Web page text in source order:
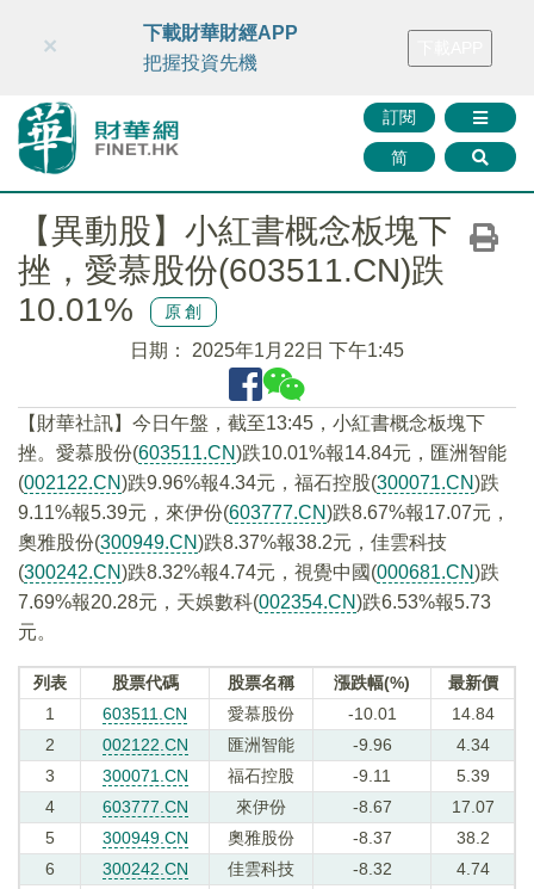
財華智庫網 FINTV FINMETA 財華證券 媒體矩陣
訂閱
简
×
下載財華財經APP
把握投資先機
【異動股】小紅書概念板塊下
挫，愛慕股份(603511.CN)跌
10.01%
原創
日期： 2025年1月22日 下午1:45
【財華社訊】今日午盤，截至13:45，小紅書概念板塊下
挫。愛慕股份(603511.CN)跌10.01%報14.84元，匯洲智能
(002122.CN)跌9.96%報4.34元，福石控股(300071.CN)跌
9.11%報5.39元，來伊份(603777.CN)跌8.67%報17.07元，
奧雅股份(300949.CN)跌8.37%報38.2元，佳雲科技
(300242.CN)跌8.32%報4.74元，視覺中國(000681.CN)跌
7.69%報20.28元，天娛數科(002354.CN)跌6.53%報5.73
元。
列表 股票代碼 股票名稱 漲跌幅(%)
最新價
1
603511.CN 愛慕股份 -10.01
14.84
2
002122.CN 匯洲智能 -9.96
4.34
3
300071.CN 福石控股 -9.11
5.39
4
603777.CN 來伊份 -8.67
17.07
5
300949.CN 奧雅股份 -8.37
38.2
6
300242.CN 佳雲科技 -8.32
4.74